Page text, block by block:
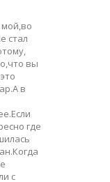
стал
вы
в
где
с